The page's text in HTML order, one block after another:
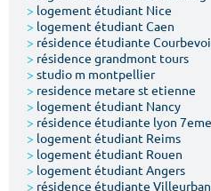
> logement étudiant Nice
> logement étudiant Caen
> résidence étudiante
> résidence grandmont tours
> studio m montpellier
> residence metare st etienne
> logement étudiant Nancy
> résidence étudiante lyon
> logement étudiant Reims
> logement étudiant Rouen
> logement étudiant Angers
> résidence étudiante